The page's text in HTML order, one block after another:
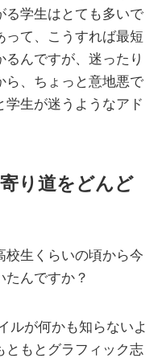
る学生はとても多いで
って、こうすれば最短
んですが、迷ったり
ら、ちょっと意地悪で
生が迷うようなアド
り道をどんど
校生くらいの頃から今
んですか？
ルが何かも知らないよ
ともとグラフィック志